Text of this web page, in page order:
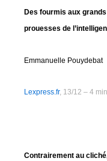
Des fourmis aux
prouesses de
Emmanuelle Pouydebat
Lexpress.fr, 13/12 – 4 min
Contrairement au